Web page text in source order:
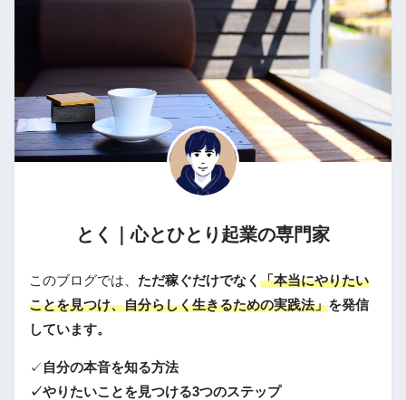
とく｜心とひとり起業の専門家
このブログでは、 ただ稼ぐだけでなく 「本当にやりたい
ことを見つけ、自分らしく生きるための実践法」を発信
しています。
✓ 自分の本音を知る方法
✓やりたいことを見つける3つのステップ